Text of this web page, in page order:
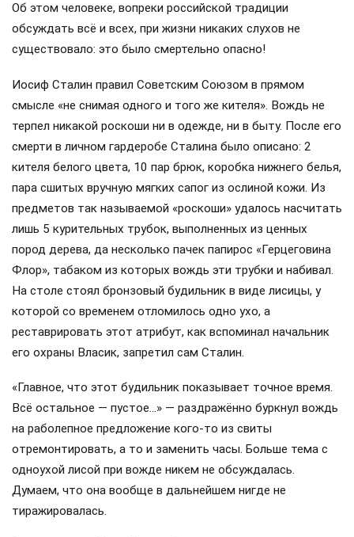
Об этом человеке, вопреки российской традиции
обсуждать всё и всех, при жизни никаких слухов не
существовало: это было смертельно опасно!
Иосиф Сталин правил Советским Союзом в прямом
смысле «не снимая одного и того же кителя». Вождь не
терпел никакой роскоши ни в одежде, ни в быту. После его
смерти в личном гардеробе Сталина было описано: 2
кителя белого цвета, 10 пар брюк, коробка нижнего белья,
пара сшитых вручную мягких сапог из ослиной кожи. Из
предметов так называемой «роскоши» удалось насчитать
лишь 5 курительных трубок, выполненных из ценных
пород дерева, да несколько пачек папирос «Герцеговина
Флор», табаком из которых вождь эти трубки и набивал.
На столе стоял бронзовый будильник в виде лисицы, у
которой со временем отломилось одно ухо, а
реставрировать этот атрибут, как вспоминал начальник
его охраны Власик, запретил сам Сталин.
«Главное, что этот будильник показывает точное время.
Всё остальное — пустое…» — раздражённо буркнул вождь
на раболепное предложение кого-то из свиты
отремонтировать, а то и заменить часы. Больше тема с
одноухой лисой при вожде никем не обсуждалась.
Думаем, что она вообще в дальнейшем нигде не
тиражировалась.